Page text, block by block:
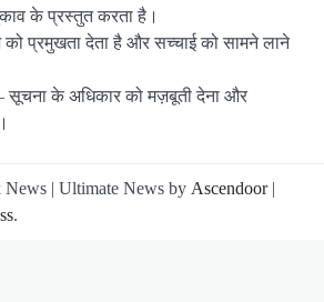
के प्रस्तुत करता है।
प्रमुखता देता है और सच्चाई को सामने लाने
सूचना के अधिकार को मज़बूती देना और
| Ultimate News by Ascendoor|
.